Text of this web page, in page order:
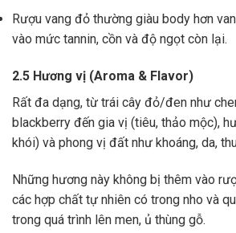
Rượu vang đỏ thường giàu body hơn
vào mức tannin, cồn và độ ngọt còn lại.
2.5 Hương vị (Aroma & Flavor)
Rất đa dạng, từ trái cây đỏ/đen như
blackberry đến gia vị (tiêu, thảo mộc),
khói) và phong vị đất như khoáng, da,
Những hương này không bị thêm vào
các hợp chất tự nhiên có trong nho và
trong quá trình lên men, ủ thùng gỗ.